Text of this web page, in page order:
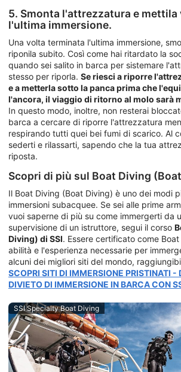
5. Smonta l'attrezzatura e
l'ultima immersione.
Una volta terminata l'ultima immersione,
riponila subito. Così come hai ritardato la
quando sei salito in barca per sistemare
stesso per riporla. Se riesci a riporre
e a metterla sotto la panca prima che
l'ancora, il viaggio di ritorno al molo sarà
In questo modo, inoltre, non resterai
barca a cercare di riporre l'attrezzatura
respirando tutti quei bei fumi di scarico. Al
sederti e rilassarti, sapendo che la tua
riposta.
Scopri di più sul Boat Diving
Il Boat Diving (Boat Diving) è uno dei modi
immersioni subacquee. Se sei alle prime
vuoi saperne di più su come immergerti da
supervisione di un istruttore, segui il corso
Diving) di SSI. Essere certificato come
abilità e l'esperienza necessarie per
alcuni dei migliori siti del mondo,
SCOPRI SITI DI IMMERSIONE PRISTINATI -
DIVIETO DI IMMERSIONE IN BARCA CON
SSI Specialty Boat Diving